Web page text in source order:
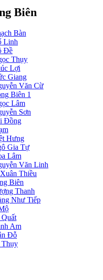
Biên
Bàn
Linh
Đề
Thụy
Lợi
Giang
Văn Cừ
Biên 1
Lâm
Sơn
Đồng
Hưng
Gia Tự
Lâm
Văn Linh
Thiều
Biên
Thanh
Như Tiếp
Am
Đỗ
Thụy